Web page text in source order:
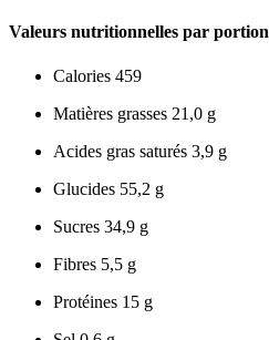
Valeurs nutritionnelles par portion
Calories 459
Matières grasses 21,0 g
Acides gras saturés 3,9 g
Glucides 55,2 g
Sucres 34,9 g
Fibres 5,5 g
Protéines 15 g